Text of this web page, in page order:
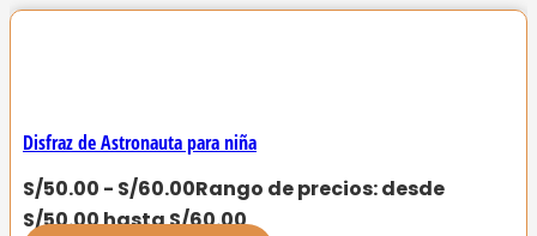
Disfraz de Astronauta para niña
S/50.00 - S/60.00Rango de precios: desde
S/50.00 hasta S/60.00